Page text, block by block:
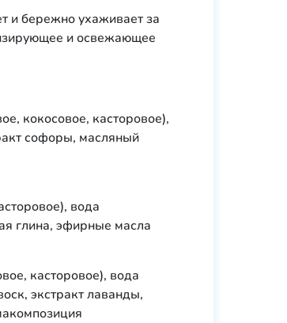
и бережно ухаживает за
и освежающее
кокосовое, касторовое),
софоры, масляный
вода
глина, эфирные масла
касторовое), вода
экстракт лаванды,